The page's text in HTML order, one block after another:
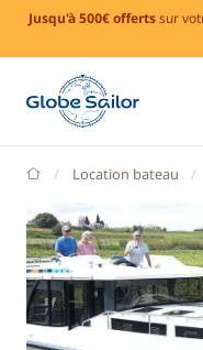
Jusqu'à 500€ offertssur
GlobeSailor
Location bateau